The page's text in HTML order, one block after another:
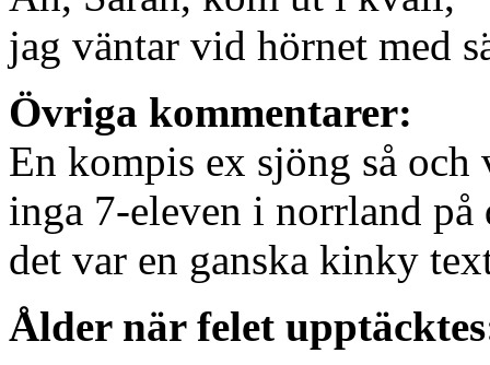
jag väntar vid hörnet med
Övriga kommentarer:
En kompis ex sjöng så
inga 7-eleven i norrland
det var en ganska kinky
Ålder när felet